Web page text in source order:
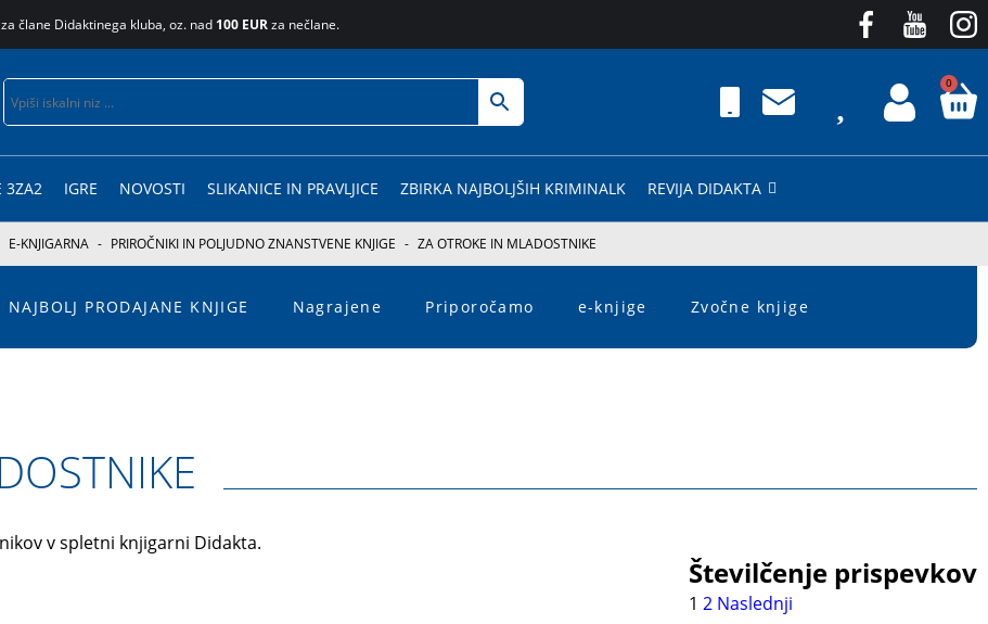
za člane Didaktinega kluba, oz. nad 100 EURza nečlane.
0
3ZA2 IGRE NOVOSTI SLIKANICE IN PRAVLJICE ZBIRKA NAJBOLJŠIH KRIMINALK REVIJA DIDAKTA
E-KNJIGARNA - PRIROČNIKI IN POLJUDNO ZNANSTVENE KNJIGE - ZA OTROKE IN MLADOSTNIKE
NAJBOLJ PRODAJANE KNJIGE Nagrajene Priporočamo e-knjige Zvočne knjige
v spletni knjigarni Didakta.
Številčenje prispevkov
1 2 Naslednji